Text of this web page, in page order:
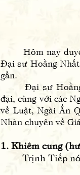
Tác
Dịch
Hôm nay duyệt
Đại sư Hoằng Nhất
gần.
Đại sư Hoằng
đại, cùng với các
về Luật, Ngài Ấn
Nhàn chuyên về
1. Khiêm cung
Trịnh Tiếp